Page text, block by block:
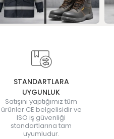
STANDARTLARA
UYGUNLUK
Satışını yaptığımız tüm
ürünler CE belgelisidir ve
ISO iş güvenliği
standartlarına tam
uyumludur.